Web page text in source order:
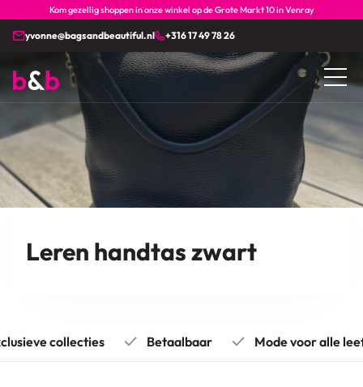
Kom gezellig shoppen in onze winkel op de Grote Markt 10 in Venray
yvonne@bagsandbeautiful.nl +316 17 49 78 26
Leren handtas zwart
collecties Betaalbaar Mode voor alle